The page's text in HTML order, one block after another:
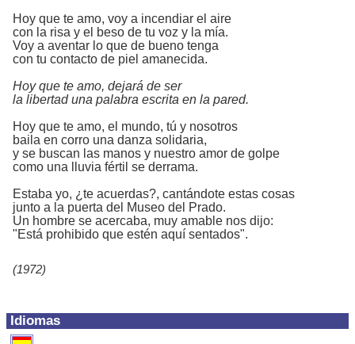
Idiomas
Hoy que te amo, voy a incendiar el aire
con la risa y el beso de tu voz y la mía.
Voy a aventar lo que de bueno tenga
con tu contacto de piel amanecida.
Hoy que te amo, dejará de ser
la libertad una palabra escrita en la pared.
Hoy que te amo, el mundo, tú y nosotros
baila en corro una danza solidaria,
y se buscan las manos y nuestro amor de golpe
como una lluvia fértil se derrama.
Estaba yo, ¿te acuerdas?, cantándote estas cosas
junto a la puerta del Museo del Prado.
Un hombre se acercaba, muy amable nos dijo:
"Está prohibido que estén aquí sentados".
(1972)